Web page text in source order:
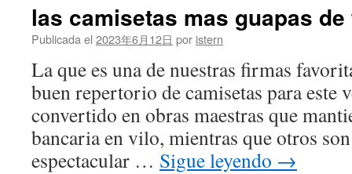
las camisetas mas guapas
Publicada el 2023年6月12日 por istern
La que es una de nuestras firmas
buen repertorio de camisetas para este
convertido en obras maestras que
bancaria en vilo, mientras que otros
espectacular … Sigue leyendo →